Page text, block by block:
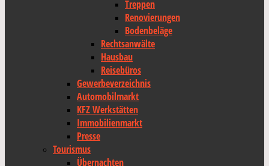
Treppen
Renovierungen
Bodenbeläge
Rechtsanwälte
Hausbau
Reisebüros
Gewerbeverzeichnis
Automobilmarkt
KFZ Werkstätten
Immobilienmarkt
Presse
Tourismus
Übernachten